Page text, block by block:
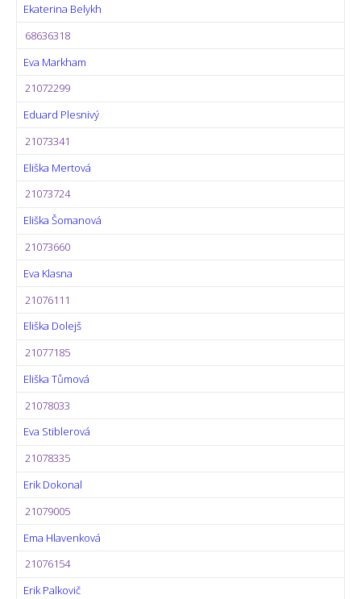
Ekaterina Belykh
68636318
Eva Markham
21072299
Eduard Plesnivý
21073341
Eliška Mertová
21073724
Eliška Šomanová
21073660
Eva Klasna
21076111
Eliška Dolejš
21077185
Eliška Tůmová
21078033
Eva Stiblerová
21078335
Erik Dokonal
21079005
Ema Hlavenková
21076154
Erik Palkovič